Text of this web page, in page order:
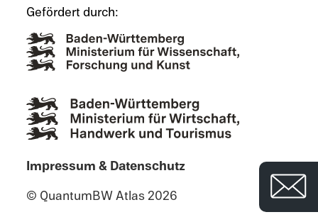
Impres­sum & Datenschutz
© QuantumBW Atlas 2026
Gefördert durch: